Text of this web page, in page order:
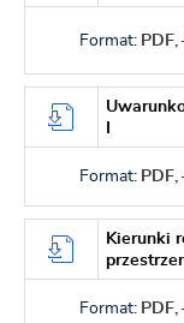
Format: PDF,
Format: PDF,
Kierunki
Format: PDF,